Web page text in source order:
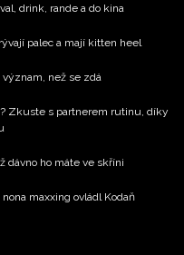
drink, rande a do kina
palec a mají kitten heel
než se zdá
Zkuste s partnerem rutinu, díky
dávno ho máte ve skříni
maxxing ovládl Kodaň